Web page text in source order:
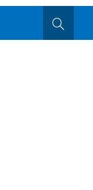
Haku